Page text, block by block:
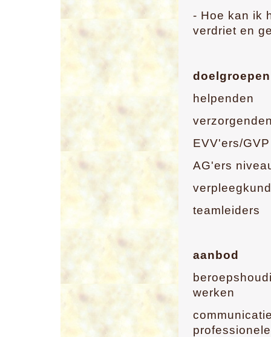
- Hoe kan ik
verdriet en
doelgroepen
helpenden
EVV'ers/
AG'ers
teamleiders
aanbod
werken